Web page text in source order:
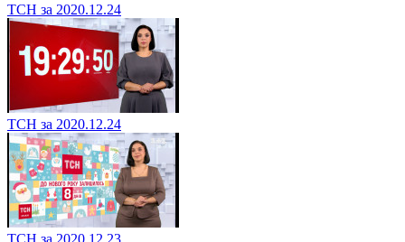
ТСН за 2020.12.24
ТСН за 2020.12.24
ТСН за 2020.12.23